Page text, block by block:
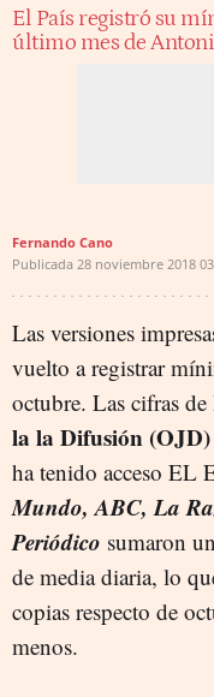
El País registró su
último mes de
Fernando Cano
Publicada 28 noviembre 2018
Las versiones
vuelto a registrar
octubre. Las cifras de
la la Difusión (OJD)
ha tenido acceso
Mundo, ABC, La
Periódico sumaron
de media diaria, lo
copias respecto de
menos.